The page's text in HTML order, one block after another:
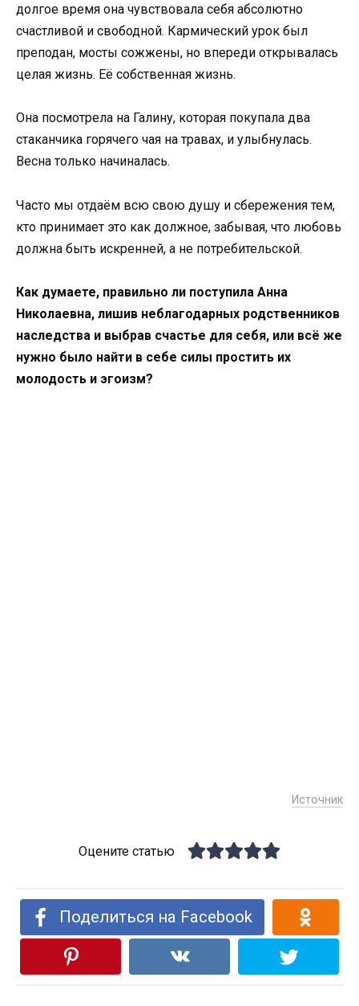
долгое время она чувствовала себя абсолютно
счастливой и свободной. Кармический урок был
преподан, мосты сожжены, но впереди открывалась
целая жизнь. Её собственная жизнь.
Она посмотрела на Галину, которая покупала два
стаканчика горячего чая на травах, и улыбнулась.
Весна только начиналась.
Часто мы отдаём всю свою душу и сбережения тем,
кто принимает это как должное, забывая, что любовь
должна быть искренней, а не потребительской.
Как думаете, правильно ли поступила Анна
Николаевна, лишив неблагодарных родственников
наследства и выбрав счастье для себя, или всё же
нужно было найти в себе силы простить их
молодость и эгоизм?
Источник
Оцените статью
Поделиться на Facebook